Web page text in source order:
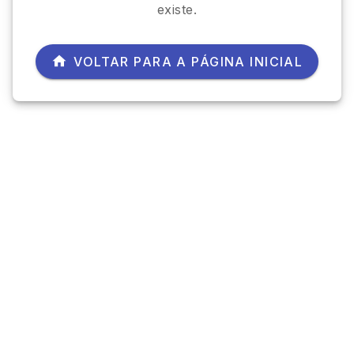
existe.
VOLTAR PARA A PÁGINA INICIAL